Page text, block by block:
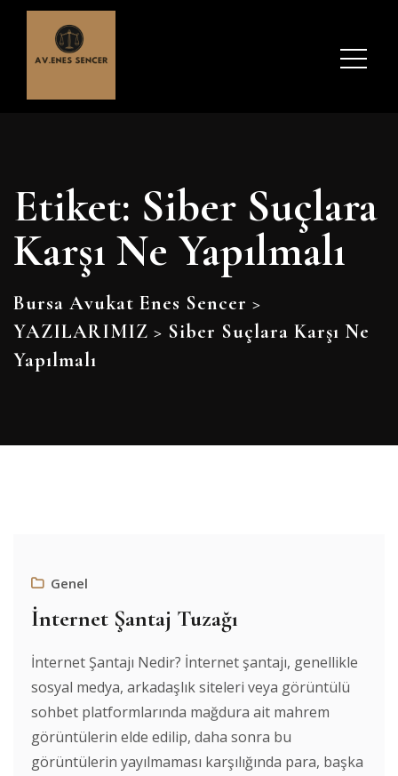
Etiket: Siber Suçlara
Karşı Ne Yapılmalı
Bursa Avukat Enes Sencer >
YAZILARIMIZ > Siber Suçlara Karşı Ne
Yapılmalı
Genel
İnternet Şantaj Tuzağı
İnternet Şantajı Nedir? İnternet şantajı, genellikle
sosyal medya, arkadaşlık siteleri veya görüntülü
sohbet platformlarında mağdura ait mahrem
görüntülerin elde edilip, daha sonra bu
görüntülerin yayılmaması karşılığında para, başka